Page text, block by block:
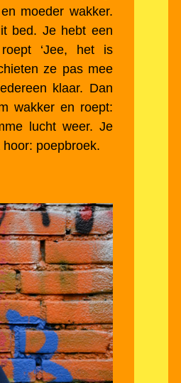
moeder wakker.
bed. Je hebt een
‘Jee, het is
ze pas mee
klaar. Dan
wakker en roept:
lucht weer. Je
poepbroek.